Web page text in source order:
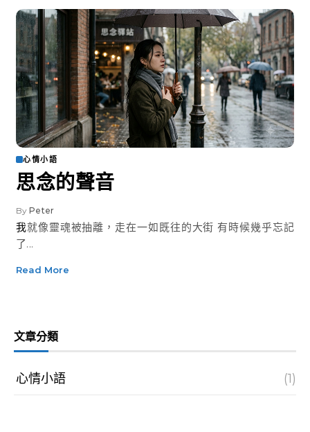
心情小語
思念的聲音
By Peter
我就像靈魂被抽離，走在一如既往的大街 有時候幾乎忘記
了...
Read More
文章分類
心情小語 (1)